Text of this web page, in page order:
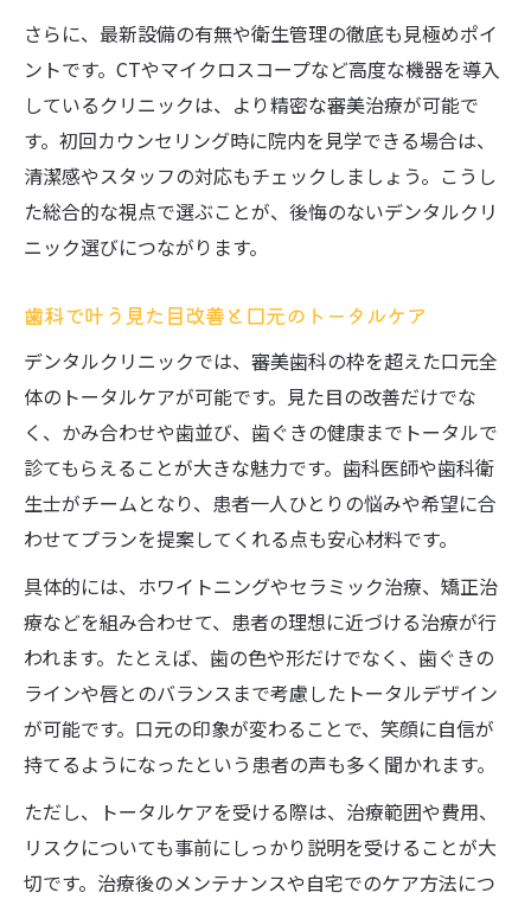
さらに、最新設備の有無や衛生管理の徹底も見極めポイ
ントです。CTやマイクロスコープなど高度な機器を導入
しているクリニックは、より精密な審美治療が可能で
す。初回カウンセリング時に院内を見学できる場合は、
清潔感やスタッフの対応もチェックしましょう。こうし
た総合的な視点で選ぶことが、後悔のないデンタルクリ
ニック選びにつながります。
歯科で叶う見た目改善と口元のトータルケア
デンタルクリニックでは、審美歯科の枠を超えた口元全
体のトータルケアが可能です。見た目の改善だけでな
く、かみ合わせや歯並び、歯ぐきの健康までトータルで
診てもらえることが大きな魅力です。歯科医師や歯科衛
生士がチームとなり、患者一人ひとりの悩みや希望に合
わせてプランを提案してくれる点も安心材料です。
具体的には、ホワイトニングやセラミック治療、矯正治
療などを組み合わせて、患者の理想に近づける治療が行
われます。たとえば、歯の色や形だけでなく、歯ぐきの
ラインや唇とのバランスまで考慮したトータルデザイン
が可能です。口元の印象が変わることで、笑顔に自信が
持てるようになったという患者の声も多く聞かれます。
ただし、トータルケアを受ける際は、治療範囲や費用、
リスクについても事前にしっかり説明を受けることが大
切です。治療後のメンテナンスや自宅でのケア方法につ